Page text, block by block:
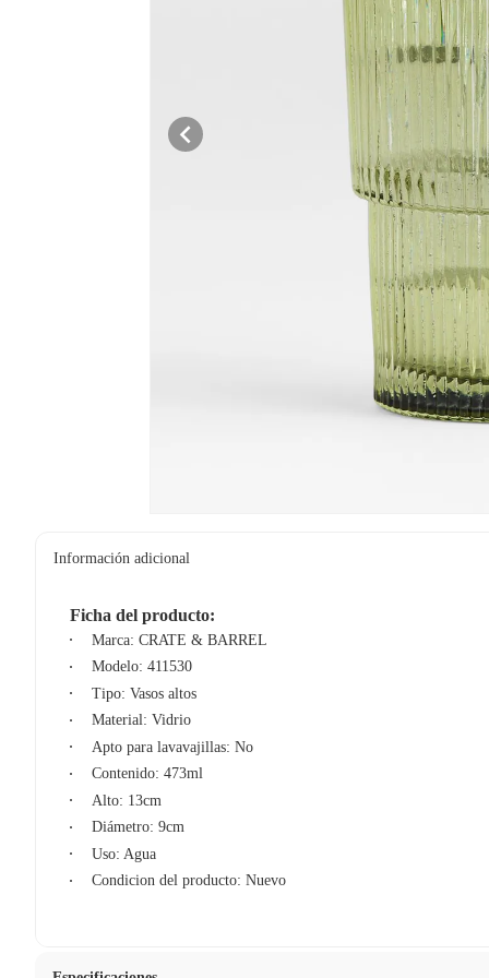
Información adicional
Ficha del producto:
Marca: CRATE & BARREL
Modelo: 411530
Tipo: Vasos altos
Material: Vidrio
Apto para lavavajillas: No
Contenido: 473ml
Alto: 13cm
Diámetro: 9cm
Uso: Agua
Condicion del producto: Nuevo